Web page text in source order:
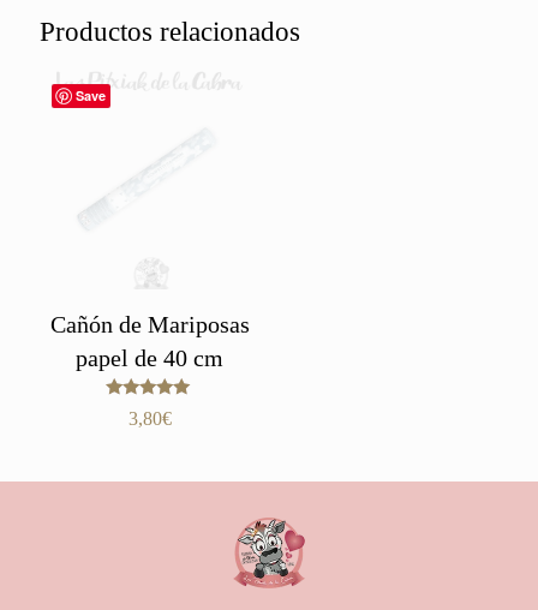
Productos relacionados
Save
Cañón de Mariposas
papel de 40 cm
Valorado
con
3,80€